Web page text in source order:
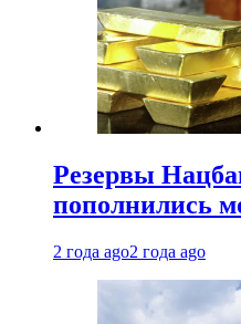
Резервы
пополнились
2 года ago2 года ago